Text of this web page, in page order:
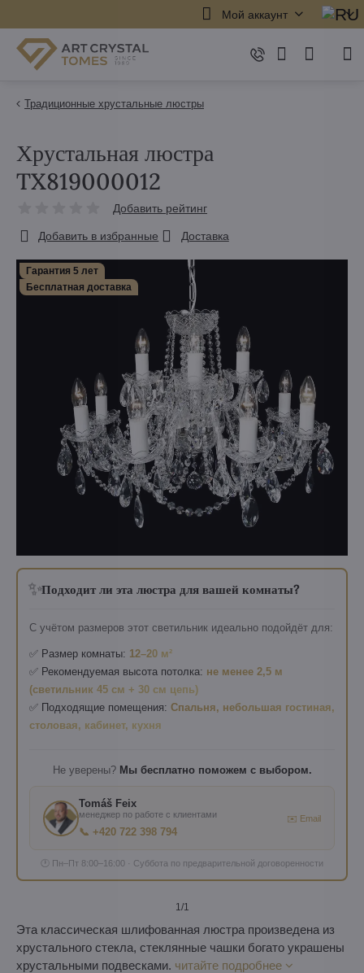
Мой аккаунт
Традиционные хрустальные люстры
Гарантия 5 лет
Бесплатная доставка
✨Подходит ли эта люстра для вашей комнаты?
С учётом размеров этот светильник идеально подойдёт для:
✅ Размер комнаты: 12–20 м²
✅ Рекомендуемая высота потолка: не менее 2,5 м
(светильник 45 см + 30 см цепь)
✅ Подходящие помещения: Спальня, небольшая гостиная,
столовая, кабинет, кухня
Не уверены? Мы бесплатно поможем с выбором.
Tomáš Feix
менеджер по работе с клиентами
📞 +420 722 398 794
✉️ Email
🕐 Пн–Пт 8:00–16:00 · Суббота по предварительной договоренности
1/1
Хрустальная люстра
TX819000012
Добавить рейтинг
Добавить в избранные Доставка
Эта классическая шлифованная люстра произведена из
хрустального стекла, стеклянные чашки богато украшены
хрустальными подвесками. читайте подробнее